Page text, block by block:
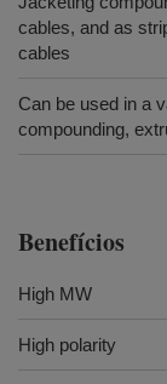
cables, and as
cables
Can be used in a
compounding,
Benefícios
High MW
High polarity